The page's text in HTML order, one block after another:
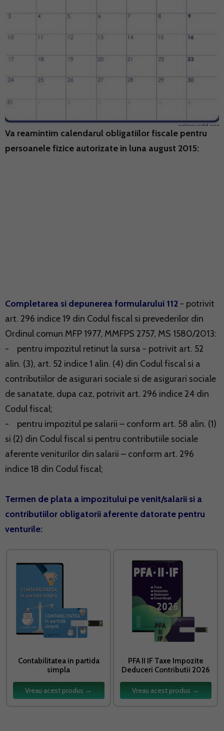
Va reamintim calendarul obligatiilor fiscale pentru
persoanele fizice autorizate in luna august 2015:
Completarea si depunerea formularului 112 - potrivit
art. 296 indice 19 din Codul fiscal si prevederilor din
Ordinul comun MFP 1977, MMFPS 2757, MS 1580/2013:
- pentru impozitul retinut la sursa - potrivit art. 52
alin. (3), art. 52 indice 1 alin. (4) din Codul fiscal si a
contributiilor de asigurari sociale si de asigurari sociale
de sanatate, dupa caz, potrivit art. 296 indice 24 din
Codul fiscal;
- pentru impozitul pe salarii – conform art. 58 alin. (1)
si (2) din Codul fiscal si pentru contributiile sociale
aferente veniturilor din salarii – conform art. 296
indice 18 din Codul fiscal;
Termen de plata a impozitului pe venit/salarii si a
contributiilor obligatorii aferente datorate pentru
venturile:
Contabilitatea in partida
simpla
Vreau acest produs →
PFA II IF Taxe Impozite
Deduceri Contributii 2026
Vreau acest produs →